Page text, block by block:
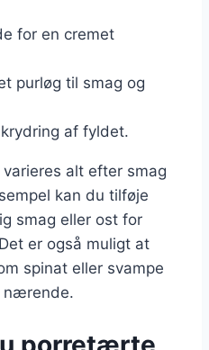
for en cremet
purløg til smag og
af fyldet.
alt efter smag
kan du tilføje
smag eller ost for
er også muligt at
spinat eller svampe
nærende.